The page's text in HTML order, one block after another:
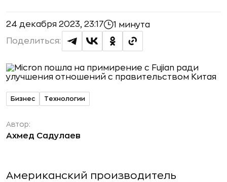
24 декабря 2023, 23:17 1 минута
Поделиться:
Бизнес Технологии
Автор:
Ахмед Садулаев
Американский производитель